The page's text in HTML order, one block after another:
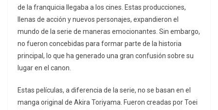
de la franquicia llegaba a los cines. Estas producciones,
llenas de acción y nuevos personajes, expandieron el
mundo de la serie de maneras emocionantes. Sin embargo,
no fueron concebidas para formar parte de la historia
principal, lo que ha generado una gran confusión sobre su
lugar en el canon.
Estas películas, a diferencia de la serie, no se basan en el
manga original de Akira Toriyama. Fueron creadas por Toei